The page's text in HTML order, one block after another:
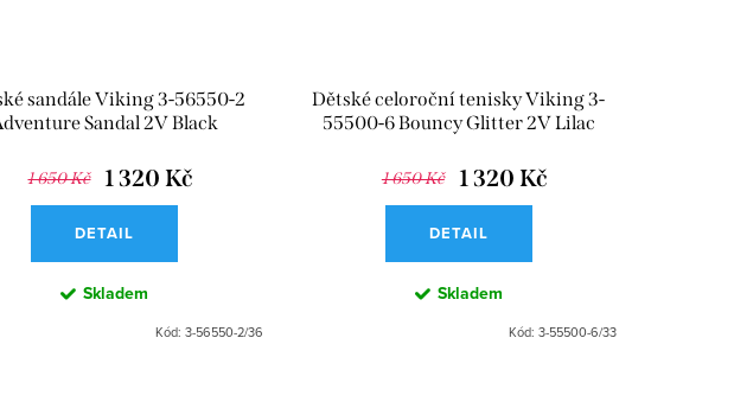
sandále Viking 3-56550-2
Sandal 2V Black
1 650 Kč 1 320 Kč
DETAIL
Skladem
Kód: 3-56550-2/36
Dětské celoroční tenisky Viking 3-
55500-6 Bouncy Glitter 2V Lilac
1 650 Kč 1 320 Kč
DETAIL
Skladem
Kód: 3-55500-6/33